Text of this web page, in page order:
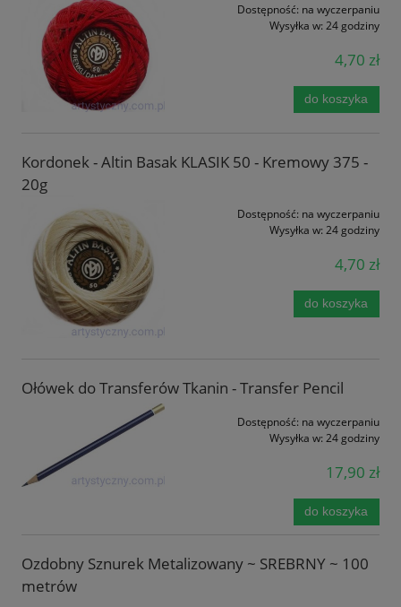
Dostępność: na wyczerpaniu
Wysyłka w: 24 godziny
4,70 zł
do koszyka
Kordonek - Altin Basak KLASIK 50 - Kremowy 375 -
20g
Dostępność: na wyczerpaniu
Wysyłka w: 24 godziny
4,70 zł
do koszyka
Ołówek do Transferów Tkanin - Transfer Pencil
Dostępność: na wyczerpaniu
Wysyłka w: 24 godziny
17,90 zł
do koszyka
Ozdobny Sznurek Metalizowany ~ SREBRNY ~ 100
metrów